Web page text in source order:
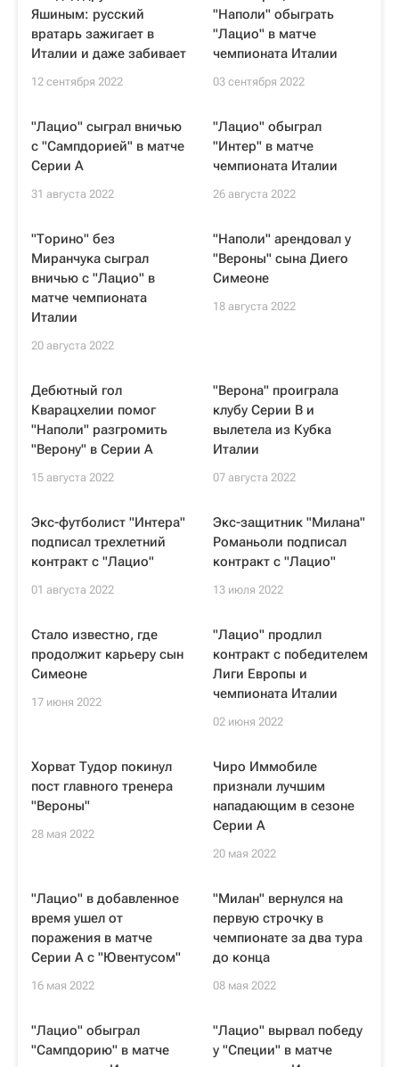
Яшиным: русский
вратарь зажигает в
Италии и даже забивает
12 сентября 2022
"Наполи" обыграть
"Лацио" в матче
чемпионата Италии
03 сентября 2022
"Лацио" сыграл вничью
с "Сампдорией" в матче
Серии А
31 августа 2022
"Лацио" обыграл
"Интер" в матче
чемпионата Италии
26 августа 2022
"Торино" без
Миранчука сыграл
вничью с "Лацио" в
матче чемпионата
Италии
20 августа 2022
"Наполи" арендовал у
"Вероны" сына Диего
Симеоне
18 августа 2022
Дебютный гол
Кварацхелии помог
"Наполи" разгромить
"Верону" в Серии А
15 августа 2022
"Верона" проиграла
клубу Серии В и
вылетела из Кубка
Италии
07 августа 2022
Экс-футболист "Интера"
подписал трехлетний
контракт с "Лацио"
01 августа 2022
Экс-защитник "Милана"
Романьоли подписал
контракт с "Лацио"
13 июля 2022
Стало известно, где
продолжит карьеру сын
Симеоне
17 июня 2022
"Лацио" продлил
контракт с победителем
Лиги Европы и
чемпионата Италии
02 июня 2022
Хорват Тудор покинул
пост главного тренера
"Вероны"
28 мая 2022
Чиро Иммобиле
признали лучшим
нападающим в сезоне
Серии А
20 мая 2022
"Лацио" в добавленное
время ушел от
поражения в матче
Серии А с "Ювентусом"
16 мая 2022
"Милан" вернулся на
первую строчку в
чемпионате за два тура
до конца
08 мая 2022
"Лацио" обыграл
"Сампдорию" в матче
"Лацио" вырвал победу
у "Специи" в матче